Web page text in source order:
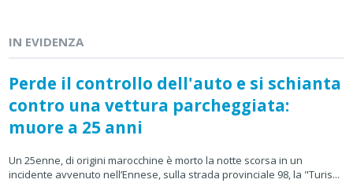
IN EVIDENZA
Perde il controllo dell'auto e si schianta
contro una vettura parcheggiata:
muore a 25 anni
Un 25enne, di origini marocchine è morto la notte scorsa in un
incidente avvenuto nell’Ennese, sulla strada provinciale 98, la "Turis...